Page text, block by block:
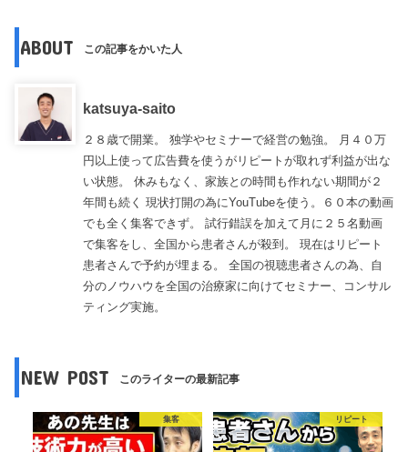
ABOUT この記事をかいた人
katsuya-saito
２８歳で開業。 独学やセミナーで経営の勉強。 月４０万
円以上使って広告費を使うがリピートが取れず利益が出な
い状態。 休みもなく、家族との時間も作れない期間が２
年間も続く 現状打開の為にYouTubeを使う。６０本の動画
でも全く集客できず。 試行錯誤を加えて月に２５名動画
で集客をし、全国から患者さんが殺到。 現在はリピート
患者さんで予約が埋まる。 全国の視聴患者さんの為、自
分のノウハウを全国の治療家に向けてセミナー、コンサル
ティング実施。
NEW POST このライターの最新記事
集客 リピート